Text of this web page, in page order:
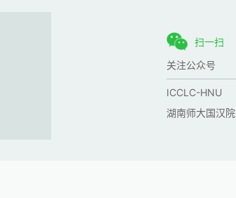
扫一扫
关注公众号
ICCLC-HNU
湖南师大国汉院